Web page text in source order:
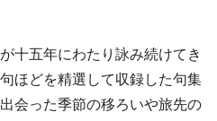
十五年にわたり詠み続けてき
ほどを精選して収録した句集
会った季節の移ろいや旅先の